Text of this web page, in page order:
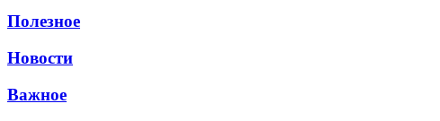
Полезное
Новости
Важное